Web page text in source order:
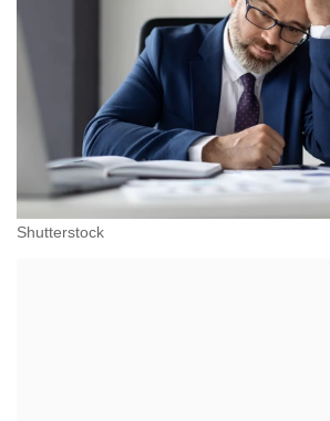
Shutterstock